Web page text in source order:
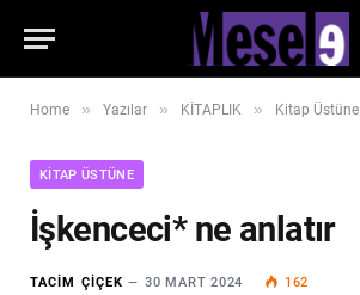
Home » Yazılar » KİTAPLIK » Kitap Üstüne
KITAP ÜSTÜNE
İşkenceci* ne anlatır
TACIM ÇIÇEK 30 MART 2024 162